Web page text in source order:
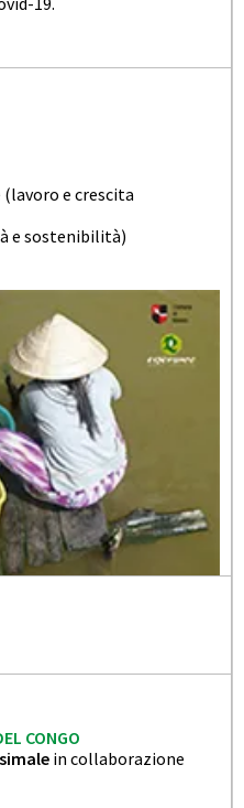
e crescita
e sostenibilità)
CONGO
in collaborazione